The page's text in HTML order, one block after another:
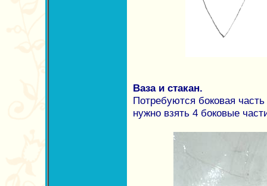
Ваза и стакан.
Потребуются боковая
нужно взять 4 боковые